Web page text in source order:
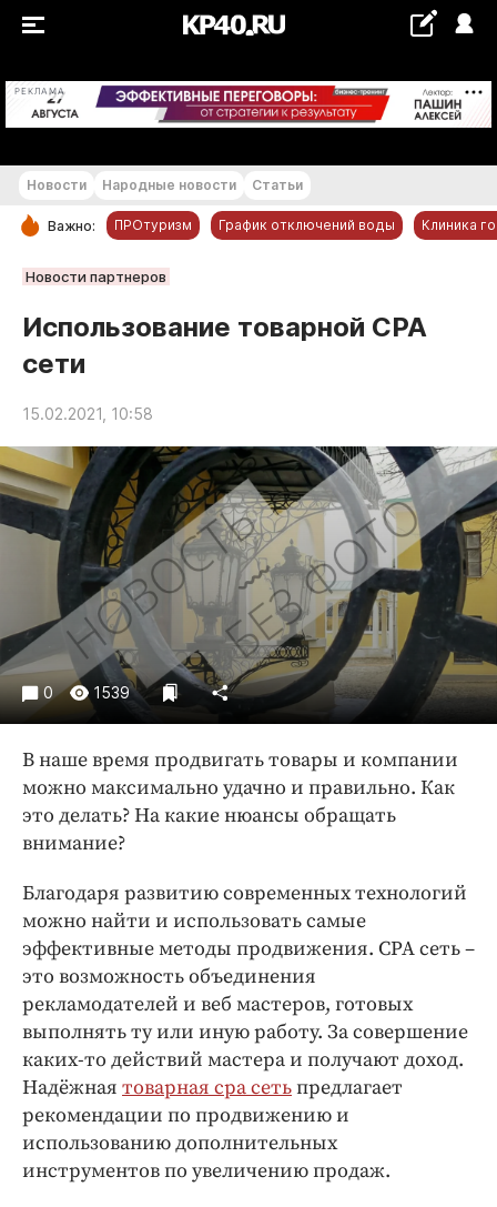
РЕКЛАМА +17...+18 °С
РУБРИКИ
Статьи
Народные новости
Авто и транспорт
Благоустройство
Криминал
Культура
Недвижимость и ЖКХ
Образование
Общество
Погода
Праздники
Спорт
Экономика и бизнес
ПРОЕКТЫ
Блоги
Издания
Медиаперсона
Интересное чтиво
Клиника года
Бренд года
Работодатель года
Новости Народные новости Статьи
Важно: ПРОтуризм График отключений воды Клиника
Новости партнеров
Использование товарной СРА
сети
15.02.2021, 10:58
0 1539
В наше время продвигать товары и компании
можно максимально удачно и правильно. Как
это делать? На какие нюансы обращать
внимание?
Благодаря развитию современных технологий
можно найти и использовать самые
эффективные методы продвижения. СРА сеть –
это возможность объединения
рекламодателей и веб мастеров, готовых
выполнять ту или иную работу. За совершение
каких-то действий мастера и получают доход.
Надёжная товарная cpa сетьпредлагает
рекомендации по продвижению и
использованию дополнительных
инструментов по увеличению продаж.